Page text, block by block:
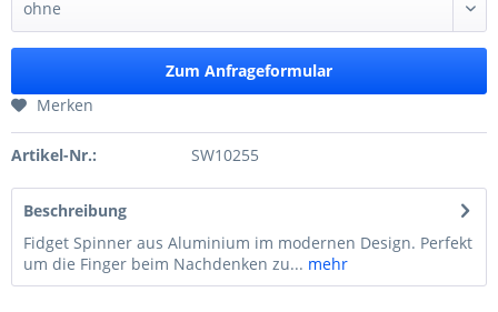
Zum Anfrageformular
Merken
Artikel-Nr.: SW10255
Beschreibung
Fidget Spinner aus Aluminium im modernen Design. Perfekt
um die Finger beim Nachdenken zu... mehr